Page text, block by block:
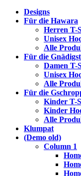
Designs
Für die Hawara
Herren T-
Unisex
Alle
Für die
Damen T-
Unisex
Alle
Für die
Kinder T-
Kinder
Alle
Klumpat
(Demo old)
Column 1